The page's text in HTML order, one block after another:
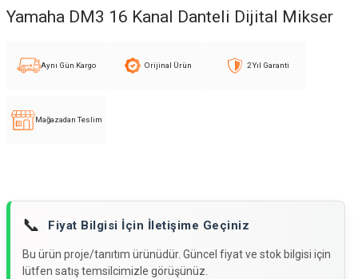
Yamaha DM3 16 Kanal Danteli Dijital Mikser
Aynı Gün Kargo Orijinal Ürün 2 Yıl Garanti
Mağazadan Teslim
📞 Fiyat Bilgisi İçin İletişime Geçiniz
Bu ürün proje/tanıtım ürünüdür. Güncel fiyat ve stok bilgisi için
lütfen satış temsilcimizle görüşünüz.